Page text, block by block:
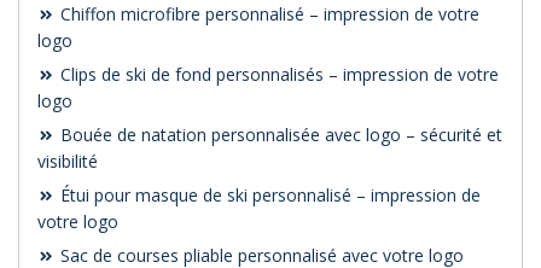
Chiffon microfibre personnalisé – impression de votre
logo
Clips de ski de fond personnalisés – impression de votre
logo
Bouée de natation personnalisée avec logo – sécurité et
visibilité
Étui pour masque de ski personnalisé – impression de
votre logo
Sac de courses pliable personnalisé avec votre logo